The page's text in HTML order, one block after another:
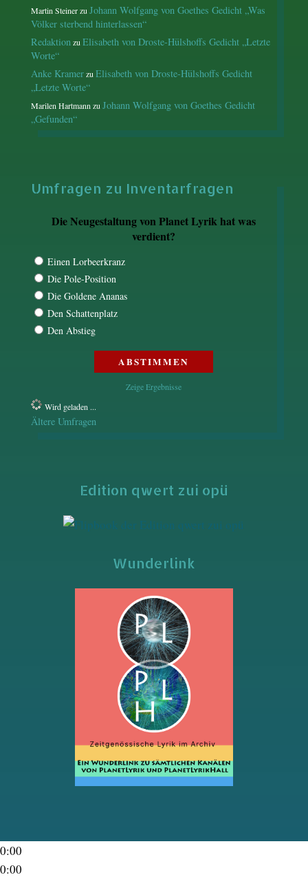
Martin SteinerzuJohann Wolfgang von Goethes Gedicht „Was
Völker sterbend hinterlassen“
RedaktionzuElisabeth von Droste-Hülshoffs Gedicht „Letzte
Worte“
Anke KramerzuElisabeth von Droste-Hülshoffs Gedicht
„Letzte Worte“
Marilen HartmannzuJohann Wolfgang von Goethes Gedicht
„Gefunden“
Umfragen zu Inventarfragen
Die Neugestaltung von Planet Lyrik hat was
verdient?
Einen Lorbeerkranz
Die Pole-Position
Die Goldene Ananas
Den Schattenplatz
Den Abstieg
Zeige Ergebnisse
Wird geladen ...
Ältere Umfragen
Edition qwert zui opü
Wunderlink
0:00
0:00